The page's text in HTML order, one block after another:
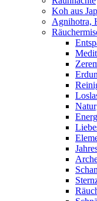
Koh aus
Agnihotra,